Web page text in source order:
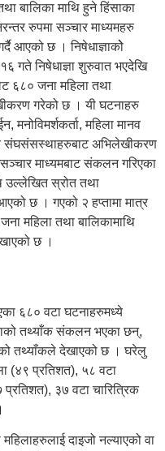
बालिका माथि हुने हिंसाका
रुपमा सञ्चार माध्यमहरु
आएको छ । निषेधाज्ञाकोे
गते निषेधाज्ञा शुरुवात भएदेखि
६८० जना महिला तथा
गरेको छ । यी घटनाहरु
मनोविमर्शकर्ता, महिला मानव
संघसंसस्थाहरुबाट अभिलेखीकरण
माध्यमबाट संकलन गरिएका
उल्लेखित स्रोत तथा
छ । गएको २ हप्तामा मात्र
महिला तथा बालिकामाथि
छ ।
६८० वटा घटनाहरुमध्ये
तथ्याँक संकलन भएका छन्,
तथ्याँकले देखाएको छ । घरेलु
(४९ प्रतिशत), ५८ वटा
३७ वटा चारित्रिक
दाइजो नल्याएको वा